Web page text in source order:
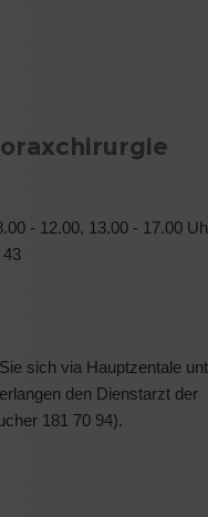
- 12.00, 13.00 - 17.00
43
sich via Hauptzentale
den Dienstarzt der
181 70 94).